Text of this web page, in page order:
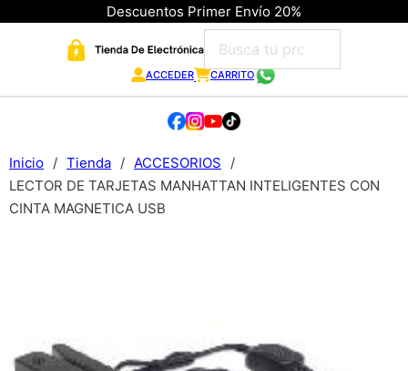
Descuentos Primer Envío 20%
ACCEDER CARRITO
Inicio / Tienda / ACCESORIOS
/
LECTOR DE TARJETAS MANHATTAN INTELIGENTES CON
CINTA MAGNETICA USB